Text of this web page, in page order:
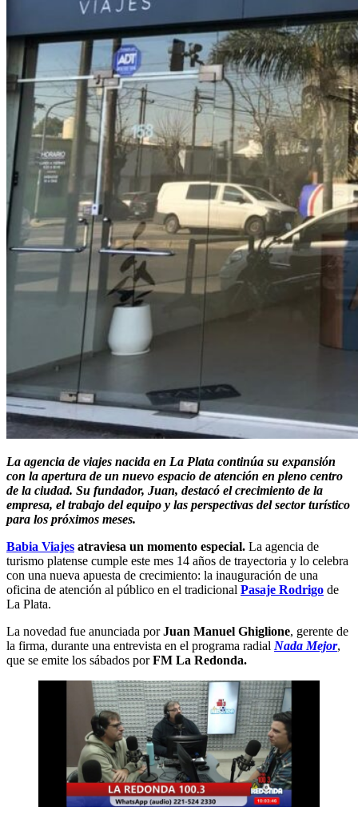
La agencia de viajes nacida en La Plata continúa su expansión
con la apertura de un nuevo espacio de atención en pleno centro
de la ciudad. Su fundador, Juan, destacó el crecimiento de la
empresa, el trabajo del equipo y las perspectivas del sector turístico
para los próximos meses.
Babia Viajes atraviesa un momento especial. La agencia de
turismo platense cumple este mes 14 años de trayectoria y lo celebra
con una nueva apuesta de crecimiento: la inauguración de una
oficina de atención al público en el tradicional Pasaje Rodrigo de
La Plata.
La novedad fue anunciada porJuan Manuel Ghiglione, gerente de
la firma, durante una entrevista en el programa radial Nada Mejor,
que se emite los sábados porFM La Redonda.